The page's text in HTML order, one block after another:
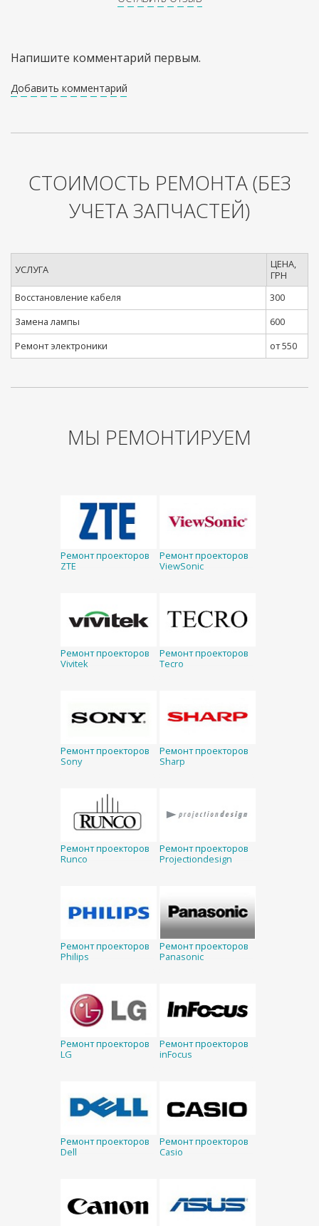
Напишите комментарий первым.
Добавить комментарий
СТОИМОСТЬ РЕМОНТА(БЕЗ
УЧЕТА ЗАПЧАСТЕЙ)
УСЛУГА
ЦЕНА,
ГРН
Восстановление кабеля
300
Замена лампы
600
Ремонт электроники
от 550
МЫ РЕМОНТИРУЕМ
Ремонт проекторов
ZTE
Ремонт проекторов
ViewSonic
Ремонт проекторов
Vivitek
Ремонт проекторов
Tecro
Ремонт проекторов
Sony
Ремонт проекторов
Sharp
Ремонт проекторов
Runco
Ремонт проекторов
Projectiondesign
Ремонт проекторов
Philips
Ремонт проекторов
Panasonic
Ремонт проекторов
LG
Ремонт проекторов
inFocus
Ремонт проекторов
Dell
Ремонт проекторов
Casio